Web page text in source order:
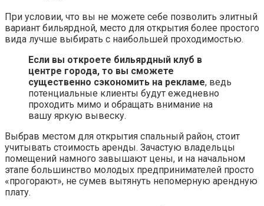
При условии, что вы не можете себе позволить элитный
вариант бильярдной, место для открытия более простого
вида лучше выбирать с наибольшей проходимостью.
Если вы откроете бильярдный клуб в
центре города, то вы сможете
существенно сэкономить на рекламе, ведь
потенциальные клиенты будут ежедневно
проходить мимо и обращать внимание на
вашу яркую вывеску.
Выбрав местом для открытия спальный район, стоит
учитывать стоимость аренды. Зачастую владельцы
помещений намного завышают цены, и на начальном
этапе большинство молодых предпринимателей просто
«прогорают», не сумев вытянуть непомерную арендную
плату.